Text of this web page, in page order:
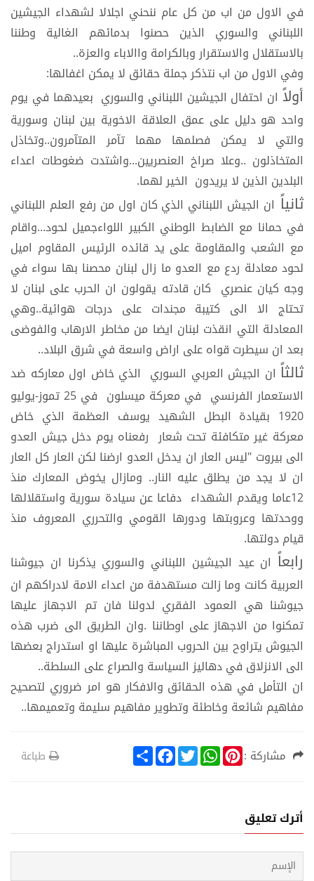
في الاول من اب من كل عام ننحني اجلالا لشهداء الجيشين
اللبناني والسوري الذين حصنوا بدمائهم الغالية وطننا
بالاستقلال والاستقرار وبالكرامة واالاباء والعزة..
وفي الاول من اب نتذكر جملة حقائق لا يمكن اغفالها:
أولاً ان احتفال الجيشين اللبناني والسوري بعيدهما في يوم
واحد هو دليل على عمق العلاقة الاخوية بين لبنان وسورية
والتي لا يمكن فصلمها مهما تآمر المتآمرون..وتخاذل
المتخاذلون ..وعلا صراخ العنصريين...واشتدت ضغوطات اعداء
البلدين الذين لا يريدون الخير لهما.
ثانياً ان الجيش اللبناني الذي كان اول من رفع العلم اللبناني
في حمانا مع الضابط الوطني الكبير اللواءجميل لحود...واقام
مع الشعب والمقاومة على يد قائده الرئيس المقاوم اميل
لحود معادلة ردع مع العدو ما زال لبنان محصنا بها سواء في
وجه كيان عنصري كان قادته يقولون ان الحرب على لبنان لا
تحتاج الا الى كتيبة مجندات على درجات هوائية..وهي
المعادلة التي انقذت لبنان ايضا من مخاطر الارهاب والفوضى
بعد ان سيطرت قواه على اراض واسعة في شرق البلاد..
ثالثاً ان الجيش العربي السوري الذي خاض اول معاركه ضد
الاستعمار الفرنسي في معركة ميسلون في 25 تموز-يوليو
1920 بقيادة البطل الشهيد يوسف العظمة الذي خاض
معركة غير متكافئة تحت شعار رفعناه يوم دخل جيش العدو
الى بيروت "ليس العار ان يدخل العدو ارضنا لكن العار كل العار
ان لا يجد من يطلق عليه النار.. ومازال يخوض المعارك منذ
12عاما ويقدم الشهداء دفاعا عن سيادة سورية واستقلالها
ووحدتها وعروبتها ودورها القومي والتحرري المعروف منذ
قيام دولتها.
رابعاً ان عيد الجيشين اللبناني والسوري يذكرنا ان جيوشنا
العربية كانت وما زالت مستهدفة من اعداء الامة لادراكهم ان
جيوشنا هي العمود الفقري لدولنا فان تم الاجهاز عليها
تمكنوا من الاجهاز على اوطاننا .وان الطريق الى ضرب هذه
الجيوش يتراوح بين الحروب المباشرة عليها او استدراج بعضها
الى الانزلاق في دهاليز السياسة والصراع على السلطة..
ان التأمل في هذه الحقائق والافكار هو امر ضروري لتصحيح
مفاهيم شائعة وخاطئة وتطوير مفاهيم سليمة وتعميمها..
مشاركة : S
h
F
a
k
T
w
W
h
p
P
i
s
طباعة
أترك تعليق